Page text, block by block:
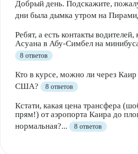
Добрый день. Подскажите,
дни была дымка утром на
Ребят, а есть контакты водителей,
Асуана в Абу-Симбел на
8 ответов
Кто в курсе, можно ли через Каир
США?
8 ответов
Кстати, какая цена трансфера
прям!) от аэропорта Каира до
нормальная?...
8 ответов